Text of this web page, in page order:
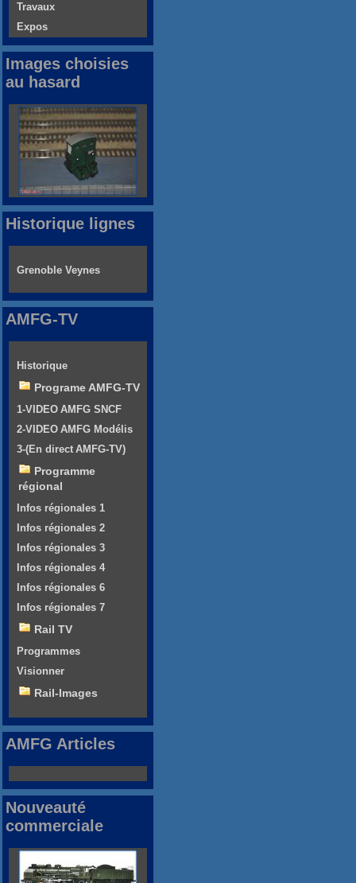
Travaux
Expos
Images choisies
au hasard
Historique lignes
Grenoble Veynes
AMFG-TV
Historique
Programe AMFG-TV
1-VIDEO AMFG SNCF
2-VIDEO AMFG Modélis
3-(En direct AMFG-TV)
Programme
régional
Infos régionales 1
Infos régionales 2
Infos régionales 3
Infos régionales 4
Infos régionales 6
Infos régionales 7
Rail TV
Programmes
Visionner
Rail-Images
AMFG Articles
Nouveauté
commerciale